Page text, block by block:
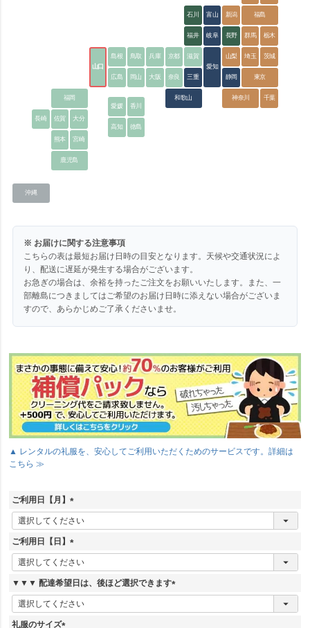
福島
新潟
群馬 栃木
埼玉 茨城
東京
神奈川 千葉
山梨
石川
福井 長野
富山
岐阜
愛知
静岡
三重
和歌山
山口
島根 鳥取
広島 岡山
兵庫 京都 滋賀
大阪 奈良
香川
愛媛
徳島
高知
福岡
佐賀 大分
熊本
長崎
宮崎
鹿児島
沖縄
※ お届けに関する注意事項
こちらの表は最短お届け日時の目安となります。天候や交通状況によ
り、配送に遅延が発生する場合がございます。
お急ぎの場合は、余裕を持ったご注文をお願いいたします。また、一
部離島につきましてはご希望のお届け日時に添えない場合がございま
すので、あらかじめご了承くださいませ。
▲ レンタルの礼服を、安心してご利用いただくためのサービスです。詳細は
こちら ≫
ご利用日【月】
(
必
須
)
ご利用日【日】
(
必
須
)
▼▼▼ 配達希望日は、後ほど選択できます
(
必
礼服のサイズ